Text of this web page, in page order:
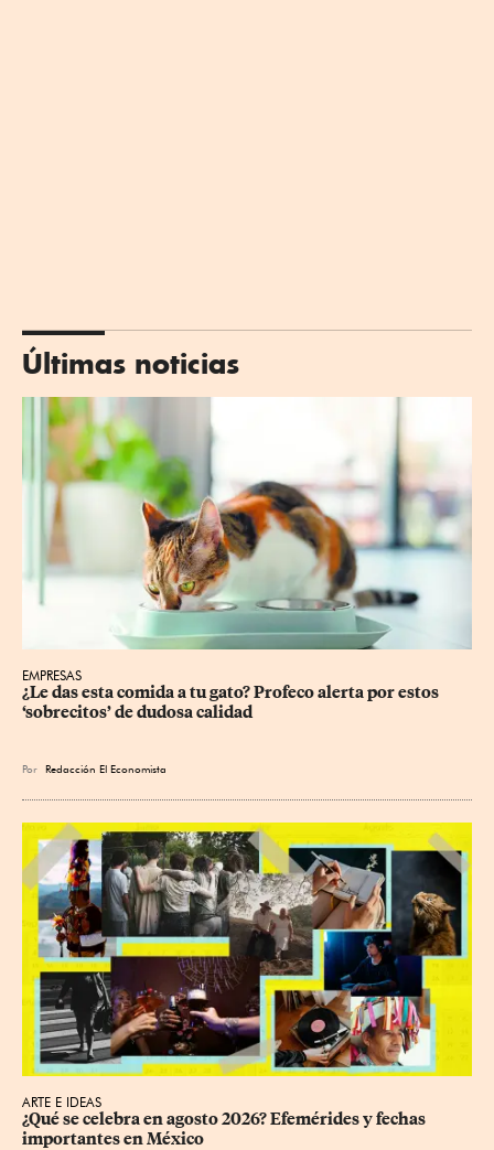
Últimas noticias
EMPRESAS
¿Le das esta comida a tu gato? Profeco alerta por estos
‘sobrecitos’ de dudosa calidad
Por Redacción El Economista
ARTE E IDEAS
¿Qué se celebra en agosto 2026? Efemérides y fechas
importantes en México